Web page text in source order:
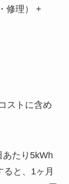
修理） +
ストに含め
たり5kWh
と、1ヶ月